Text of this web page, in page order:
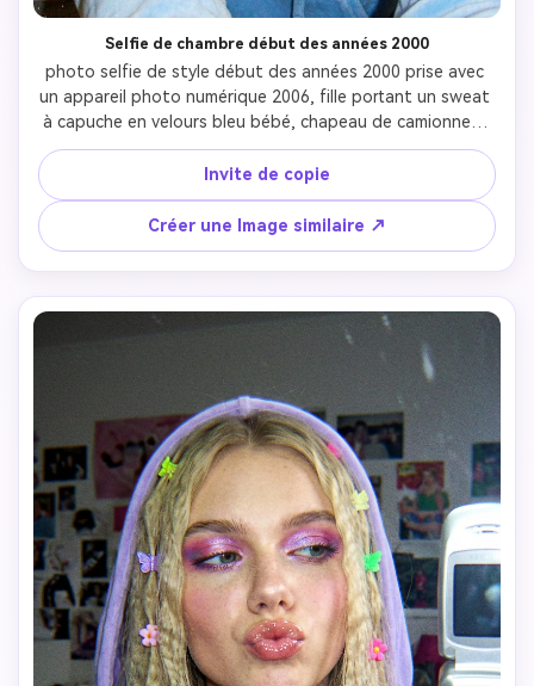
Selfie de chambre début des années 2000
photo selfie de style début des années 2000 prise avec
un appareil photo numérique 2006, fille portant un sweat
à capuche en velours bleu bébé, chapeau de camionneur
hollandais, cheveux bruns serrés avec des clips papillon
scintillant, brillant brillant et clair, fard à paupières irisant,
pose de langue hors, fond de chambre avec la collection
de CD visible, basse résolution avec bruit numérique et
légère flou, esthétique nostalgique des années 2000
Invite de copie
Créer une Image similaire ↗